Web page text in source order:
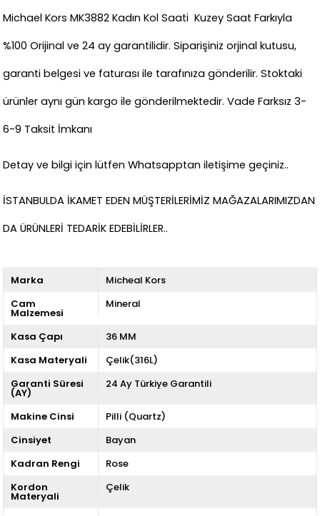
Michael Kors MK3882 Kadın Kol Saati Kuzey Saat Farkıyla
%100 Orijinal ve 24 ay garantilidir. Siparişiniz orjinal kutusu,
garanti belgesi ve faturası ile tarafınıza gönderilir. Stoktaki
ürünler aynı gün kargo ile gönderilmektedir. Vade Farksız 3-
6-9 Taksit İmkanı
Detay ve bilgi için lütfen Whatsapptan iletişime geçiniz..
İSTANBULDA İKAMET EDEN MÜŞTERİLERİMİZ MAĞAZALARIMIZDAN
DA ÜRÜNLERİ TEDARİK EDEBİLİRLER..
Marka
Micheal Kors
Cam
Malzemesi
Mineral
Kasa Çapı
36 MM
Kasa Materyali
Çelik(316L)
Garanti Süresi
(AY)
24 Ay Türkiye Garantili
Makine Cinsi
Pilli (Quartz)
Cinsiyet
Bayan
Kadran Rengi
Rose
Kordon
Materyali
Çelik